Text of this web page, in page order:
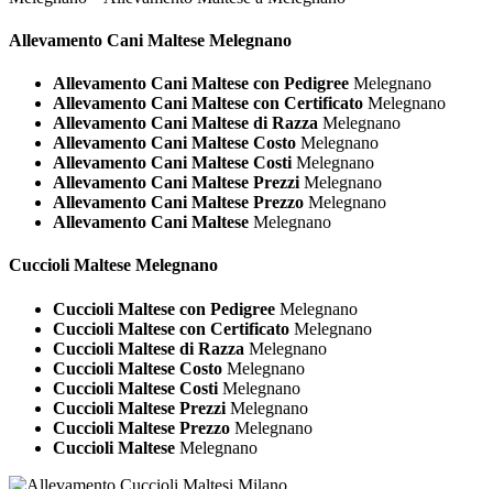
Allevamento Cani Maltese Melegnano
Allevamento Cani Maltese con Pedigree Melegnano
Allevamento Cani Maltese con Certificato Melegnano
Allevamento Cani Maltese di Razza Melegnano
Allevamento Cani Maltese Costo Melegnano
Allevamento Cani Maltese Costi Melegnano
Allevamento Cani Maltese Prezzi Melegnano
Allevamento Cani Maltese Prezzo Melegnano
Allevamento Cani Maltese Melegnano
Cuccioli Maltese Melegnano
Cuccioli Maltese con Pedigree Melegnano
Cuccioli Maltese con Certificato Melegnano
Cuccioli Maltese di Razza Melegnano
Cuccioli Maltese Costo Melegnano
Cuccioli Maltese Costi Melegnano
Cuccioli Maltese Prezzi Melegnano
Cuccioli Maltese Prezzo Melegnano
Cuccioli Maltese Melegnano